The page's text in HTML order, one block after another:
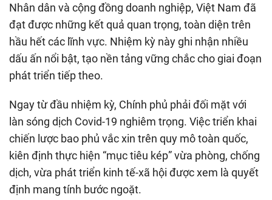
Nhân dân và cộng đồng doanh nghiệp, Việt Nam đã
đạt được những kết quả quan trọng, toàn diện trên
hầu hết các lĩnh vực. Nhiệm kỳ này ghi nhận nhiều
dấu ấn nổi bật, tạo nền tảng vững chắc cho giai đoạn
phát triển tiếp theo.
Ngay từ đầu nhiệm kỳ, Chính phủ phải đối mặt với
làn sóng dịch Covid-19 nghiêm trọng. Việc triển khai
chiến lược bao phủ vắc xin trên quy mô toàn quốc,
kiên định thực hiện “mục tiêu kép” vừa phòng, chống
dịch, vừa phát triển kinh tế-xã hội được xem là quyết
định mang tính bước ngoặt.